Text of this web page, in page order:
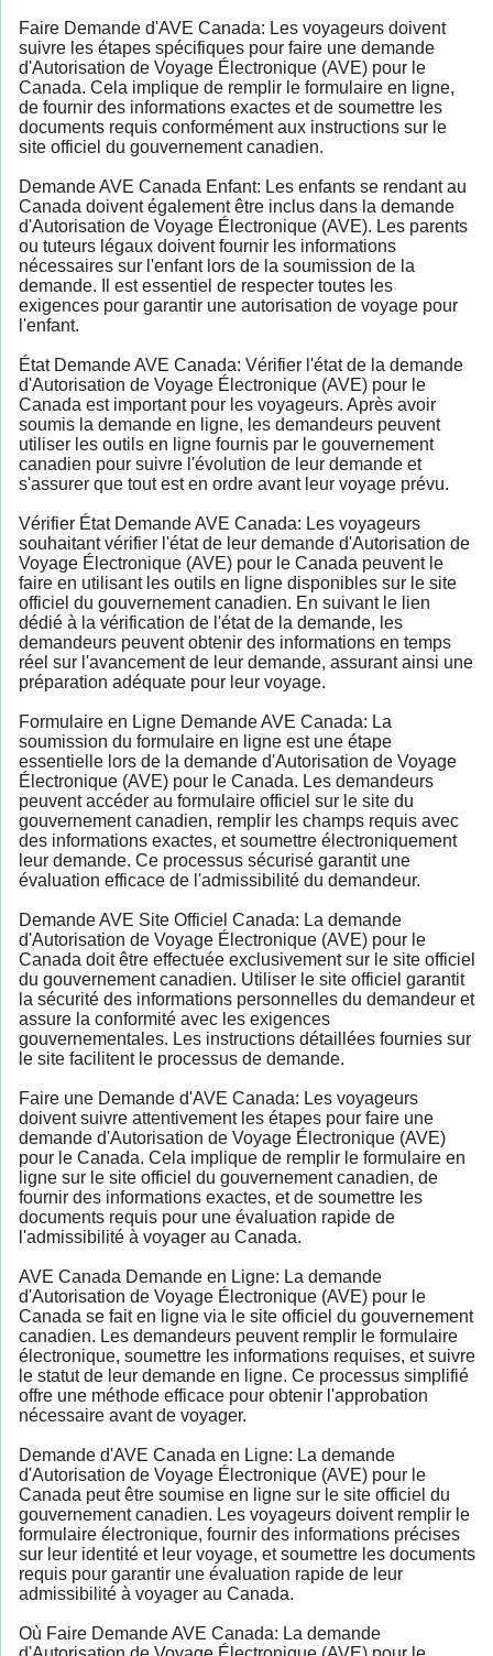
Faire Demande d'AVE Canada: Les voyageurs doivent
suivre les étapes spécifiques pour faire une demande
d'Autorisation de Voyage Électronique (AVE) pour le
Canada. Cela implique de remplir le formulaire en ligne,
de fournir des informations exactes et de soumettre les
documents requis conformément aux instructions sur le
site officiel du gouvernement canadien.
Demande AVE Canada Enfant: Les enfants se rendant au
Canada doivent également être inclus dans la demande
d'Autorisation de Voyage Électronique (AVE). Les parents
ou tuteurs légaux doivent fournir les informations
nécessaires sur l'enfant lors de la soumission de la
demande. Il est essentiel de respecter toutes les
exigences pour garantir une autorisation de voyage pour
l'enfant.
État Demande AVE Canada: Vérifier l'état de la demande
d'Autorisation de Voyage Électronique (AVE) pour le
Canada est important pour les voyageurs. Après avoir
soumis la demande en ligne, les demandeurs peuvent
utiliser les outils en ligne fournis par le gouvernement
canadien pour suivre l'évolution de leur demande et
s'assurer que tout est en ordre avant leur voyage prévu.
Vérifier État Demande AVE Canada: Les voyageurs
souhaitant vérifier l'état de leur demande d'Autorisation de
Voyage Électronique (AVE) pour le Canada peuvent le
faire en utilisant les outils en ligne disponibles sur le site
officiel du gouvernement canadien. En suivant le lien
dédié à la vérification de l'état de la demande, les
demandeurs peuvent obtenir des informations en temps
réel sur l'avancement de leur demande, assurant ainsi une
préparation adéquate pour leur voyage.
Formulaire en Ligne Demande AVE Canada: La
soumission du formulaire en ligne est une étape
essentielle lors de la demande d'Autorisation de Voyage
Électronique (AVE) pour le Canada. Les demandeurs
peuvent accéder au formulaire officiel sur le site du
gouvernement canadien, remplir les champs requis avec
des informations exactes, et soumettre électroniquement
leur demande. Ce processus sécurisé garantit une
évaluation efficace de l'admissibilité du demandeur.
Demande AVE Site Officiel Canada: La demande
d'Autorisation de Voyage Électronique (AVE) pour le
Canada doit être effectuée exclusivement sur le site officiel
du gouvernement canadien. Utiliser le site officiel garantit
la sécurité des informations personnelles du demandeur et
assure la conformité avec les exigences
gouvernementales. Les instructions détaillées fournies sur
le site facilitent le processus de demande.
Faire une Demande d'AVE Canada: Les voyageurs
doivent suivre attentivement les étapes pour faire une
demande d'Autorisation de Voyage Électronique (AVE)
pour le Canada. Cela implique de remplir le formulaire en
ligne sur le site officiel du gouvernement canadien, de
fournir des informations exactes, et de soumettre les
documents requis pour une évaluation rapide de
l'admissibilité à voyager au Canada.
AVE Canada Demande en Ligne: La demande
d'Autorisation de Voyage Électronique (AVE) pour le
Canada se fait en ligne via le site officiel du gouvernement
canadien. Les demandeurs peuvent remplir le formulaire
électronique, soumettre les informations requises, et suivre
le statut de leur demande en ligne. Ce processus simplifié
offre une méthode efficace pour obtenir l'approbation
nécessaire avant de voyager.
Demande d'AVE Canada en Ligne: La demande
d'Autorisation de Voyage Électronique (AVE) pour le
Canada peut être soumise en ligne sur le site officiel du
gouvernement canadien. Les voyageurs doivent remplir le
formulaire électronique, fournir des informations précises
sur leur identité et leur voyage, et soumettre les documents
requis pour garantir une évaluation rapide de leur
admissibilité à voyager au Canada.
Où Faire Demande AVE Canada: La demande